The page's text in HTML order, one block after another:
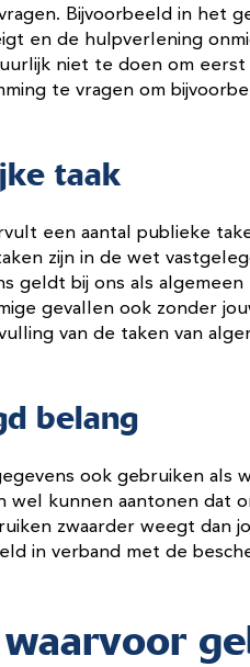
Bijvoorbeeld in het
en de hulpverlening
niet te doen om
te vragen om
taak
een aantal publieke
zijn in de wet
geldt bij ons als
gevallen ook zonder
van de taken van
belang
ook gebruiken als
wel kunnen aantonen dat
zwaarder weegt dan
in verband met de